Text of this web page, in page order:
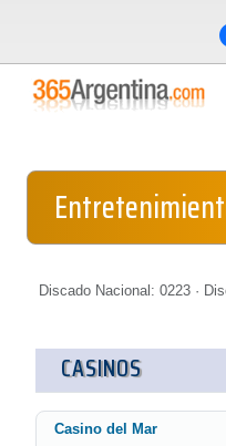
Discado Nacional: 0223 ·
CASINOS
Casino del Mar